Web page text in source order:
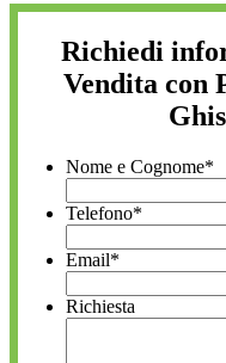
Richiedi
Vendita con
Nome e Cognome*
Telefono*
Email*
Richiesta